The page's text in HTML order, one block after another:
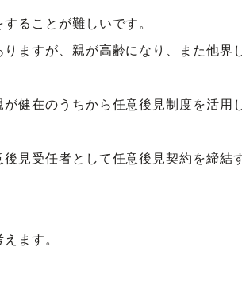
ることが難しいです。
ますが、親が高齢になり、また他界
健在のうちから任意後見制度を活用
見受任者として任意後見契約を締結
ます。